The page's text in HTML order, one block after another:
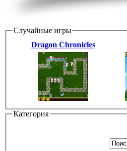
Случайные игры
Dragon Chronicles
Категория